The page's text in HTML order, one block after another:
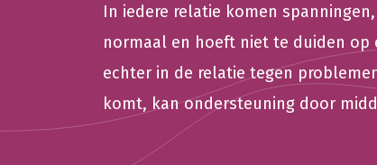
In iedere relatie komen
normaal en hoeft niet te duiden op
echter in de relatie tegen
komt, kan ondersteuning door